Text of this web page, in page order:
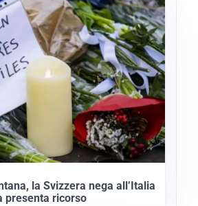
la Svizzera nega all’Italia
presenta ricorso